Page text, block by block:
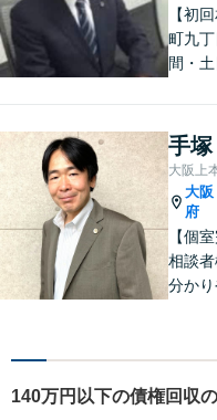
がけ
【初
町九
間・土
いた
手
大阪上
大阪
府
【個
相談者
分かり
ただ
よう
140万円以下の債権回収